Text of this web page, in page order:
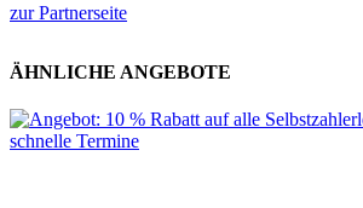
zur Partnerseite
ÄHNLICHE ANGEBOTE